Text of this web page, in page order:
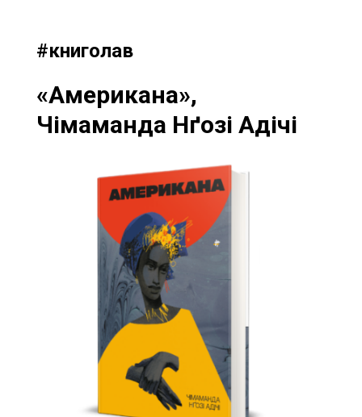
#книголав
«Американа»,
Чімаманда Нґозі Адічі